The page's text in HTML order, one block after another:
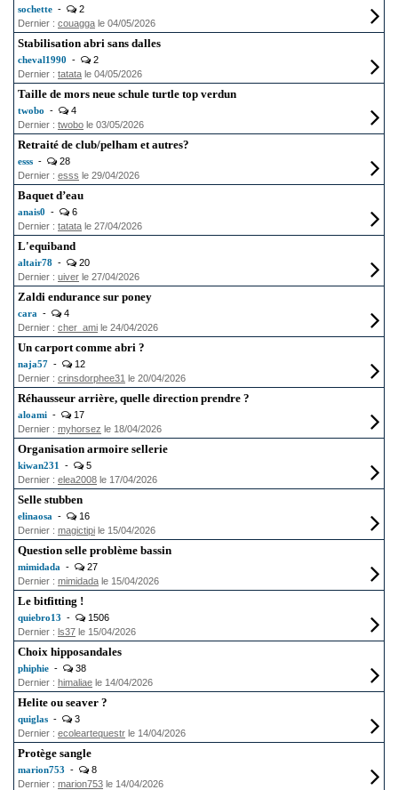
sochette -
2
Dernier : couagga le 04/05/2026
Stabilisation abri sans dalles
cheval1990 -
2
Dernier : tatata le 04/05/2026
Taille de mors neue schule turtle top verdun
twobo -
4
Dernier : twobo le 03/05/2026
Retraité de club/pelham et autres?
esss -
28
Dernier : esss le 29/04/2026
Baquet d’eau
anais0 -
6
Dernier : tatata le 27/04/2026
L'equiband
altair78 -
20
Dernier : uiver le 27/04/2026
Zaldi endurance sur poney
cara -
4
Dernier : cher_ami le 24/04/2026
Un carport comme abri ?
naja57 -
12
Dernier : crinsdorphee31 le 20/04/2026
Réhausseur arrière, quelle direction prendre ?
aloami -
17
Dernier : myhorsez le 18/04/2026
Organisation armoire sellerie
kiwan231 -
5
Dernier : elea2008 le 17/04/2026
Selle stubben
elinaosa -
16
Dernier : magictipi le 15/04/2026
Question selle problème bassin
mimidada -
27
Dernier : mimidada le 15/04/2026
Le bitfitting !
quiebro13 -
1506
Dernier : ls37 le 15/04/2026
Choix hipposandales
phiphie -
38
Dernier : himaliae le 14/04/2026
Helite ou seaver ?
quiglas -
3
Dernier : ecoleartequestr le 14/04/2026
Protège sangle
marion753 -
8
Dernier : marion753 le 14/04/2026